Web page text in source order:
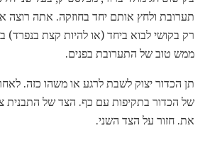
תערובת ולחץ אותם יחד בחוזקה. אתה רוצה
רק בקושי לבוא ביחד (או להיות קצת
ממש טוב של התערובת בפנים.
תן הכדור יצוק לשבת לרגע או משהו כזה.
של הכדור בתקיפות עם כף. הצד של התבנית
את. חזור על הצד השני.